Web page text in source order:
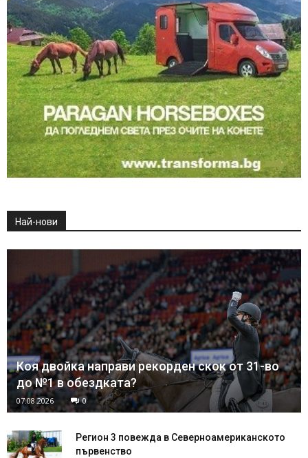
Най-нови
Коя двойка направи рекорден скок от 31-во
до №1 в обездката?
07.08.2026 0
Регион 3 повежда в Северноамериканското
първенство